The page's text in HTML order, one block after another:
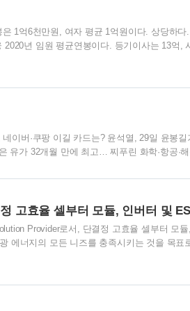
1억6천만원, 여자 평균 1억원이다. 상당하다
년 임원 평균연봉이다. 등기이사는 13억,
지만 금융권 금융권 하는 이유가 있었다.
이버·쿠팡 이길 카드는? 윤석열, 29일 윤봉길
유가 32개월 만에 최고… 찌푸린 화학·항공·
최소화 계기판 없는 신개념 ‘HUD’ 개발 디지
상 예고에도 코스피는 최고치 경신 중소기업
를 홀린다 가계빚 증가 역..
고효율 셀부터 모듈, 인버터 및
Provider로서, 단결정 고효율 셀부터 모듈
에너지의 모든 니즈를 충족시키는 것을 목표
의 주가 13,000원 대에서 현재 31,900원의 주
및 기타 매출 제외 기준. ※ 2019년, 2020년